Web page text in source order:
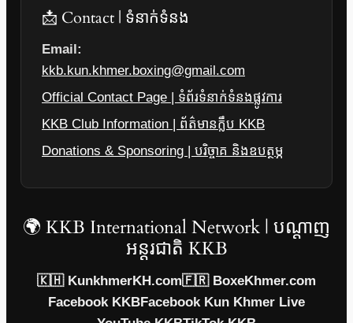
📩 Contact | ទំនាក់ទំនង
Email:
kkb.kun.khmer.boxing@gmail.com
Official Contact Page | ទំព័រទំនាក់ទំនងផ្លូវការ
KKB Club Information | ព័ត៌មានក្លឹប KKB
Donations & Sponsoring | បរិច្ចាគ និងឧបត្ថម្ភ
🌍 KKB International Network | បណ្តាញ
អន្តរជាតិ KKB
🇰🇭 KunkhmerKH.com🇫🇷 BoxeKhmer.com
Facebook KKBFacebook Kun Khmer Live